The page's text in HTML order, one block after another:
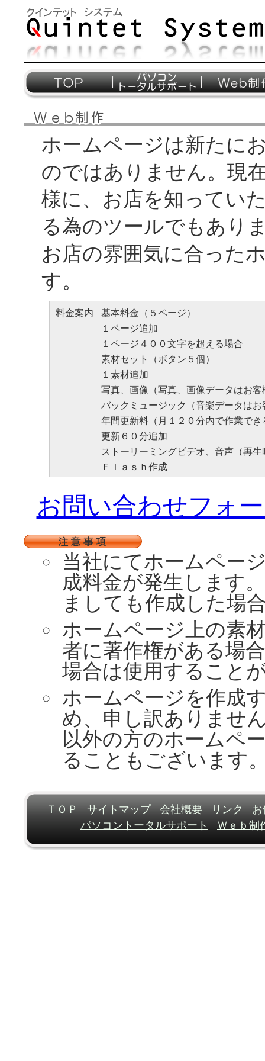
ホームページは新たに
のではありません。現
様に、お店を知ってい
る為のツールでもあり
お店の雰囲気に合った
す。
料金案内
基本料金（５ページ）
１ページ追加
１ページ４００文字を超える場合
素材セット（ボタン５個）
１素材追加
写真、画像（写真、画像データはお
バックミュージック（音楽データは
年間更新料（月１２０分内で作業で
更新６０分追加
ストーリーミングビデオ、音声（再
Ｆｌａｓｈ作成
お問い合わせフォ
当社にてホームペー
成料金が発生します
ましても作成した場
ホームページ上の素
者に著作権がある場
場合は使用すること
ホームページを作成
め、申し訳ありませ
以外の方のホームペ
ることもございます
ＴＯＰ サイトマップ 会社概要 リンク
お
パソコントータルサポート
Ｗｅｂ制